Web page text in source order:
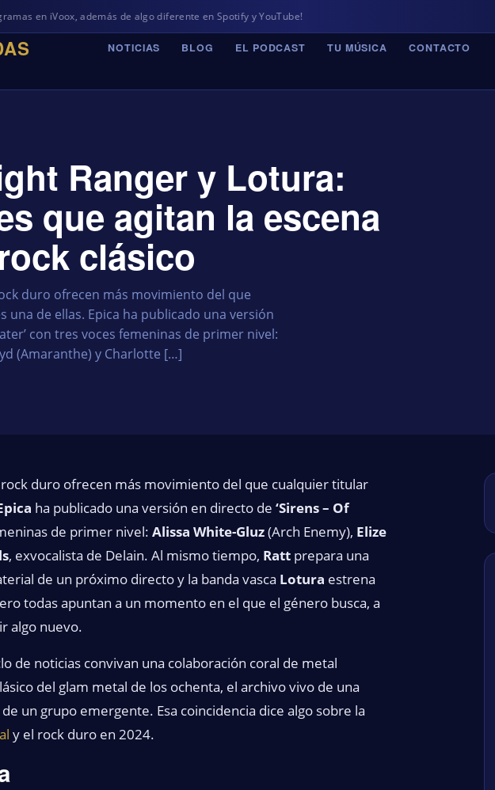
además de algo diferente en Spotify y YouTube!
NOTICIAS BLOG EL PODCAST TU MÚSICA CONTACTO
Ranger y Lotura:
que agitan la escena
clásico
duro ofrecen más movimiento del que
de ellas. Epica ha publicado una versión
con tres voces femeninas de primer nivel:
(Amaranthe) y Charlotte […]
duro ofrecen más movimiento del que cualquier titular
ha publicado una versión en directo de ‘Sirens – Of
de primer nivel: Alissa White-Gluz(Arch Enemy), Elize
, exvocalista de Delain. Al mismo tiempo, Ratt prepara una
de un próximo directo y la banda vasca Lotura estrena
todas apuntan a un momento en el que el género busca, a
algo nuevo.
de noticias convivan una colaboración coral de metal
del glam metal de los ochenta, el archivo vivo de una
un grupo emergente. Esa coincidencia dice algo sobre la
y el rock duro en 2024.